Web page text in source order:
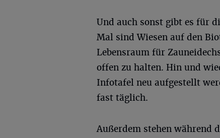
Und auch sonst gibt es für
Mal sind Wiesen auf den
Lebensraum für
offen zu halten. Hin und
Infotafel neu aufgestellt
fast täglich.
Außerdem stehen während